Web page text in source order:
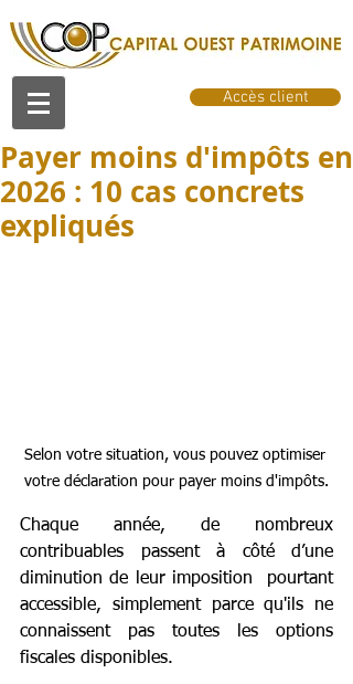
Accès client
Payer moins d'impôts en
2026 : 10 cas concrets
expliqués
Selon votre situation, vous pouvez optimiser
votre déclaration pour payer moins d'impôts.
Chaque année, de nombreux
contribuables passent à côté d’une
diminution de leur imposition  pourtant
accessible, simplement parce qu'ils ne
connaissent pas toutes les options
fiscales disponibles.